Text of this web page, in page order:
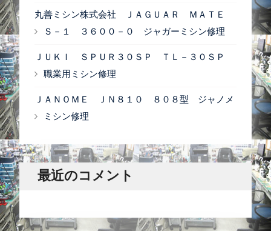
丸善ミシン株式会社 ＪＡＧＵＡＲ ＭＡＴＥ
Ｓ－１ ３６００－０ ジャガーミシン修理
ＪＵＫＩ ＳＰＵＲ３０ＳＰ ＴＬ－３０ＳＰ
職業用ミシン修理
ＪＡＮＯＭＥ ＪＮ８１０ ８０８型 ジャノメ
ミシン修理
最近のコメント